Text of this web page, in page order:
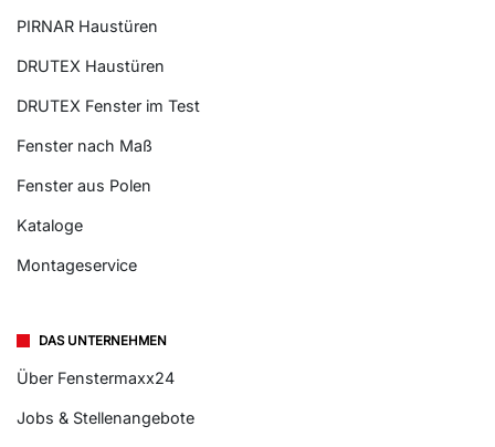
PIRNAR Haustüren
DRUTEX Haustüren
DRUTEX Fenster im Test
Fenster nach Maß
Fenster aus Polen
Kataloge
Montageservice
DAS UNTERNEHMEN
Über Fenstermaxx24
Jobs & Stellenangebote